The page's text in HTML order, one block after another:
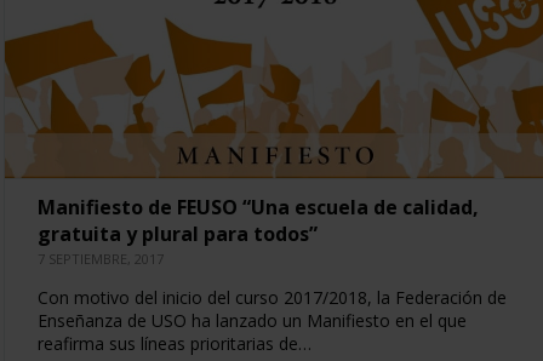
Manifiesto de FEUSO “Una escuela de calidad,
gratuita y plural para todos”
7 SEPTIEMBRE, 2017
Con motivo del inicio del curso 2017/2018, la Federación de
Enseñanza de USO ha lanzado un Manifiesto en el que
reafirma sus líneas prioritarias de…